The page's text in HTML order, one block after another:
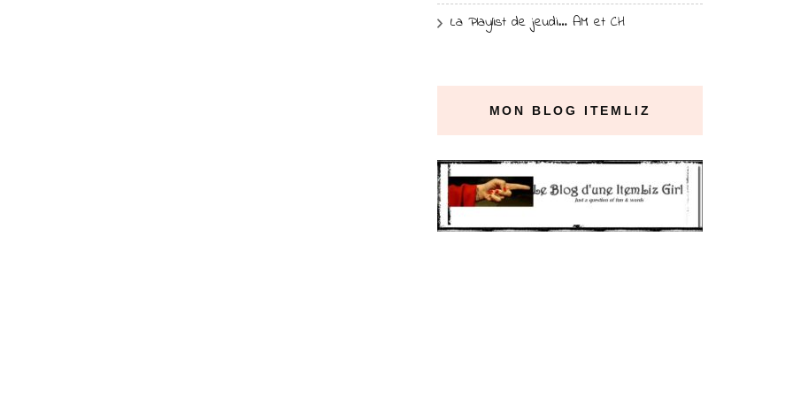
La Playlist de jeudi… AM et CH
MON BLOG ITEMLIZ